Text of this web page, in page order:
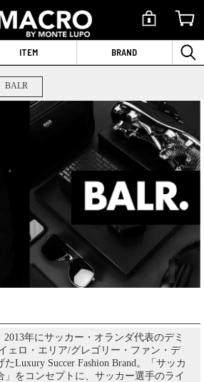
ITEM BRAND
BALR
年にサッカー・オランダ代表のデミ
ェロ・エリア/グレゴリー・ファン・デ
Luxury Succer Fashion Brand。「サッカ
」をコンセプトに、サッカー選手のライ